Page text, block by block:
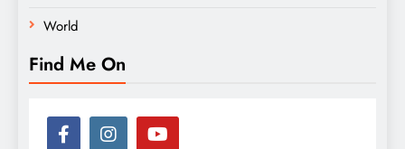
World
Find Me On